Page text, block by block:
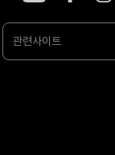
관련사이트